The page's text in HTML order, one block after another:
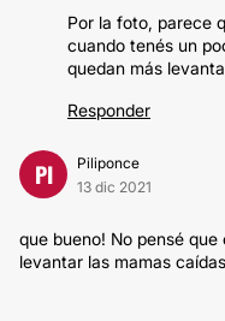
Por la foto, parece
cuando tenés un
quedan más
Responder
PI
Piliponce
13 dic 2021
que bueno! No pensé
levantar las mamas